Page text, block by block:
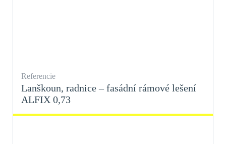
Referencie
Lanškoun, radnice – fasádní rámové lešení
ALFIX 0,73